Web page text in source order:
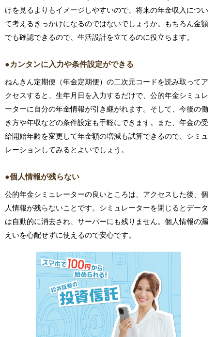
けを見るよりもイメージしやすいので、将来の年金収入につい
て考えるきっかけになるのではないでしょうか。もちろん金額
でも確認できるので、生活設計を立てるのに役立ちます。
●カンタンに入力や条件設定ができる
ねんきん定期便（年金定期便）の二次元コードを読み取ってア
クセスすると、生年月日を入力するだけで、公的年金シミュレ
ーターに自分の年金情報が引き継がれます。そして、今後の働
き方や年収などの条件設定も手軽にできます。また、年金の受
給開始年齢を変更して年金額の増減も試算できるので、シミュ
レーションしてみるとよいでしょう。
●個人情報が残らない
公的年金シミュレーターの良いところは、アクセスした後、個
人情報が残らないことです。シミュレーターを閉じるとデータ
は自動的に消去され、サーバーにも残りません。個人情報の漏
えいを心配せずに使えるので安心です。